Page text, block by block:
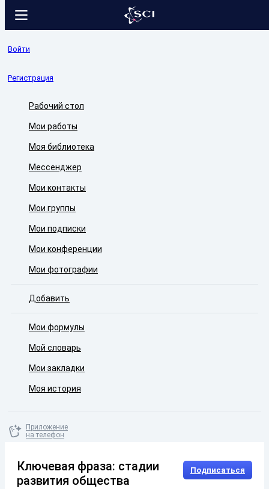
Войти
Регистрация
Рабочий стол
Мои работы
Моя библиотека
Мессенджер
Мои контакты
Мои группы
Мои подписки
Мои конференции
Мои фотографии
Добавить
Мои формулы
Мой словарь
Мои закладки
Моя история
Приложение
на телефон
Ключевая фраза: стадии
развития общества
Подписаться